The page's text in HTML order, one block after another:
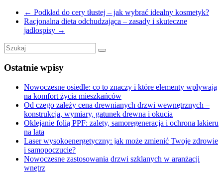
← Podkład do cery tłustej – jak wybrać idealny kosmetyk?
Racjonalna dieta odchudzająca – zasady i skuteczne
jadłospisy →
Ostatnie wpisy
Nowoczesne osiedle: co to znaczy i które elementy wpływają
na komfort życia mieszkańców
Od czego zależy cena drewnianych drzwi wewnętrznych –
konstrukcja, wymiary, gatunek drewna i okucia
Oklejanie folią PPF: zalety, samoregeneracja i ochrona lakieru
na lata
Laser wysokoenergetyczny: jak może zmienić Twoje zdrowie
i samopoczucie?
Nowoczesne zastosowania drzwi szklanych w aranżacji
wnętrz